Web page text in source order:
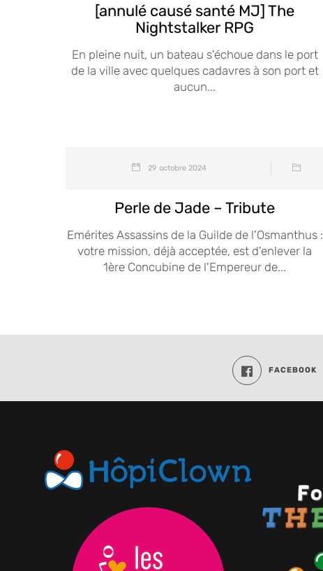
[annulé causé santé MJ] The
Nightstalker RPG
En pleine nuit, un bateau s'échoue dans le port
de la ville avec quelques cadavres à son port et
aucun...
29 octobre 2024
Perle de Jade – Tribute
Emérites Assassins de la Guilde de l'Osmanthus :
votre mission, déjà acceptée, est d'enlever la
1ère Concubine de l'Empereur de...
FACEBOOK